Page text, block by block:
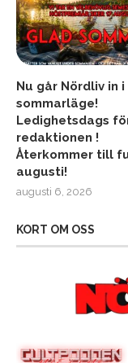
Nu går Nördliv in i
sommarläge!
Ledighetsdags
redaktionen !
Återkommer till
augusti!
augusti 6, 2026
KORT OM OSS